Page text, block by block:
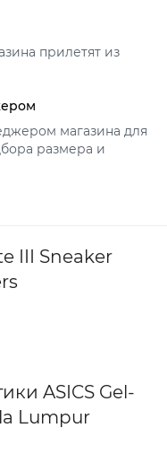
прилетят из
магазина для
размера и
III Sneaker
ASICS Gel-
Lumpur